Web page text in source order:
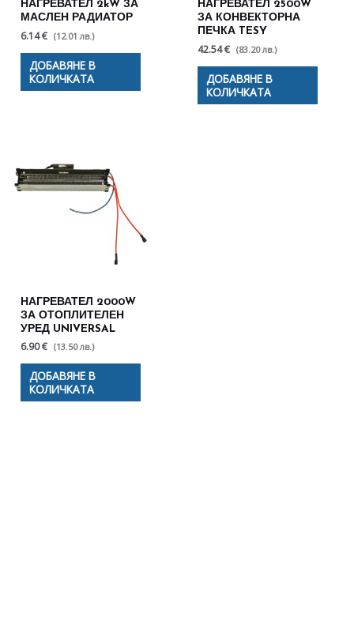
НАГРЕВАТЕЛ 2kW ЗА
МАСЛЕН РАДИАТОР
6.14 € (12.01 лв.)
ДОБАВЯНЕ В
КОЛИЧКАТА
НАГРЕВАТЕЛ 2500W
ЗА КОНВЕКТОРНА
ПЕЧКА TESY
42.54 € (83.20 лв.)
ДОБАВЯНЕ В
КОЛИЧКАТА
НАГРЕВАТЕЛ 2000W
ЗА ОТОПЛИТЕЛЕН
УРЕД UNIVERSAL
6.90 € (13.50 лв.)
ДОБАВЯНЕ В
КОЛИЧКАТА